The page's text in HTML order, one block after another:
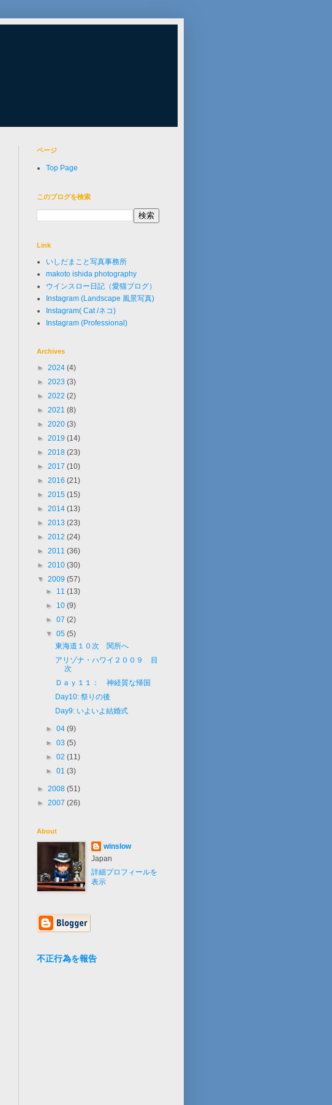
ページ
Top Page
このブログを検索
Link
いしだまこと写真事務所
makoto ishida photography
ウインスロー日記（愛猫ブログ）
Instagram (Landscape 風景写真)
Instagram( Cat /ネコ)
Instagram (Professional)
Archives
► 2024 (4)
► 2023 (3)
► 2022 (2)
► 2021 (8)
► 2020 (3)
► 2019 (14)
► 2018 (23)
► 2017 (10)
► 2016 (21)
► 2015 (15)
► 2014 (13)
► 2013 (23)
► 2012 (24)
► 2011 (36)
► 2010 (30)
▼ 2009 (57)
► 11(13)
► 10(9)
►07(2)
▼05(5)
東海道１０次 関所へ
アリゾナ・ハワイ２００９ 目
次
Ｄａｙ１１： 神経質な帰国
Day10: 祭りの後
Day9: いよいよ結婚式
►04(9)
►03(5)
►02(11)
►01(3)
► 2008 (51)
► 2007 (26)
About
winslow
Japan
詳細プロフィールを
表示
不正行為を報告